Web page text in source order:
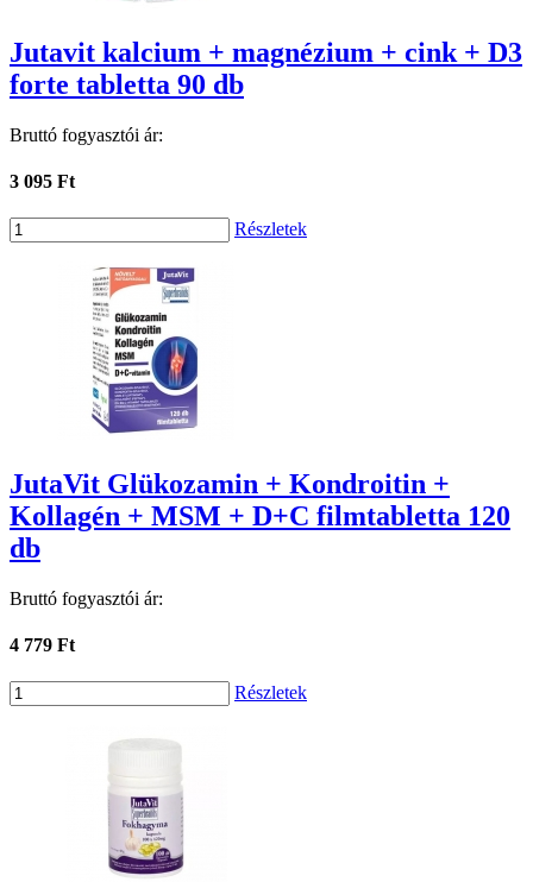
Jutavit kalcium + magnézium + cink + D3
forte tabletta 90 db
Bruttó fogyasztói ár:
3 095 Ft
Részletek
JutaVit Glükozamin + Kondroitin +
Kollagén + MSM + D+C filmtabletta 120
db
Bruttó fogyasztói ár:
4 779 Ft
Részletek